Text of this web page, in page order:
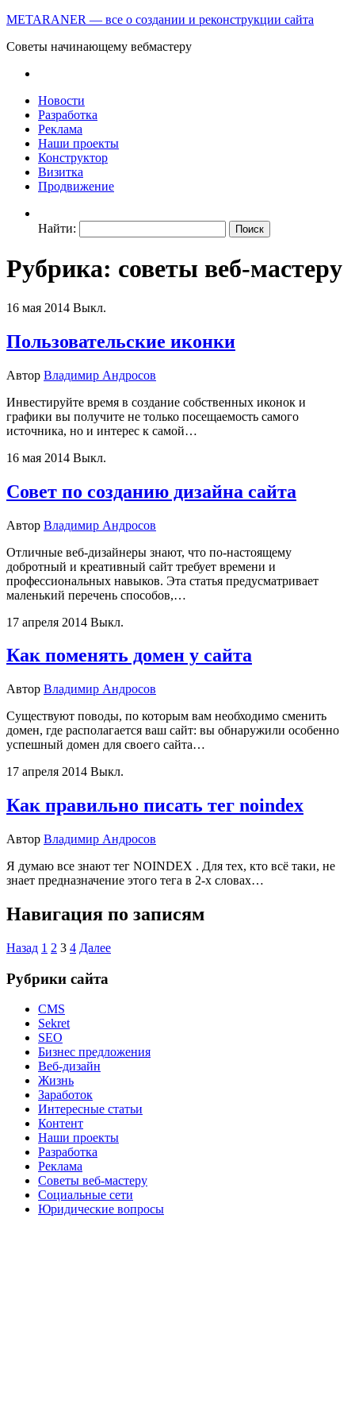
METARANER — все о создании и реконструкции сайта
Советы начинающему вебмастеру
Новости
Разработка
Реклама
Наши проекты
Конструктор
Визитка
Продвижение
Найти:
Рубрика: советы веб-мастеру
16 мая 2014 Выкл.
Пользовательские иконки
Автор Владимир Андросов
Инвестируйте время в создание собственных иконок и
графики вы получите не только посещаемость самого
источника, но и интерес к самой…
16 мая 2014 Выкл.
Совет по созданию дизайна сайта
Автор Владимир Андросов
Отличные веб-дизайнеры знают, что по-настоящему
добротный и креативный сайт требует времени и
профессиональных навыков. Эта статья предусматривает
маленький перечень способов,…
17 апреля 2014 Выкл.
Как поменять домен у сайта
Автор Владимир Андросов
Существуют поводы, по которым вам необходимо сменить
домен, где располагается ваш сайт: вы обнаружили особенно
успешный домен для своего сайта…
17 апреля 2014 Выкл.
Как правильно писать тег noindex
Автор Владимир Андросов
Я думаю все знают тег NOINDEX . Для тех, кто всё таки, не
знает предназначение этого тега в 2-х словах…
Навигация по записям
Назад 1 2 3 4 Далее
Рубрики сайта
CMS
Sekret
SEO
Бизнес предложения
Веб-дизайн
Жизнь
Заработок
Интересные статьи
Контент
Наши проекты
Разработка
Реклама
Советы веб-мастеру
Социальные сети
Юридические вопросы